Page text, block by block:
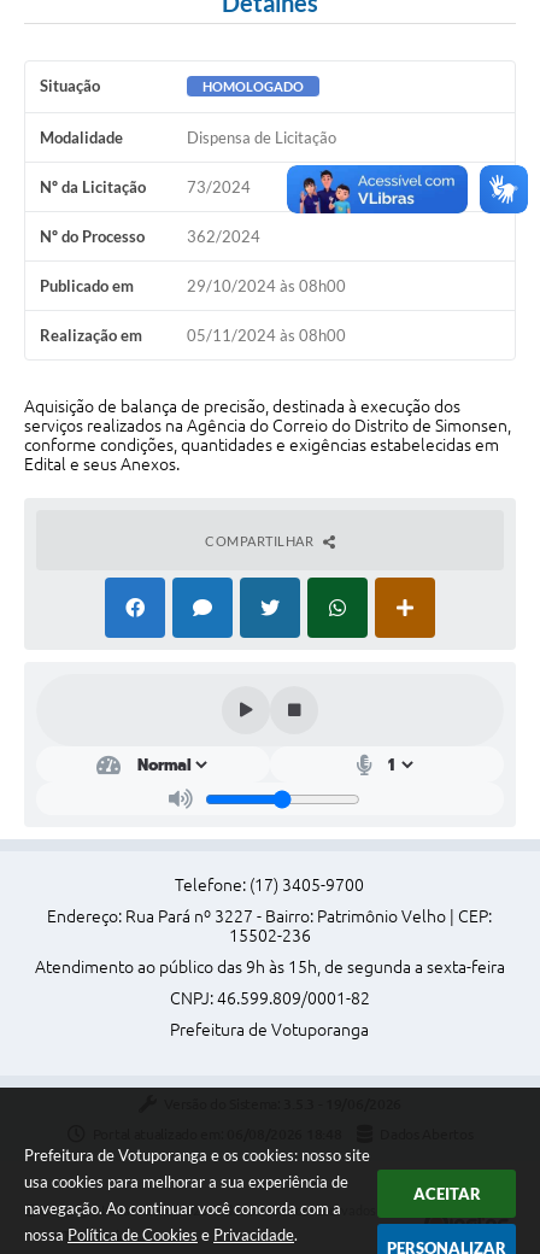
Prefeitura de Votuporanga e os cookies: nosso site
usa cookies para melhorar a sua experiência de
navegação. Ao continuar você concorda com a
nossa Política de Cookies e Privacidade.
ACEITAR
PERSONALIZAR
Arquivos para Download
Contas Públicas
Legislação
Perguntas Frequentes
Transparência
Audiências Públicas
Links
Telefones Úteis
Situação HOMOLOGADO
Modalidade Dispensa de Licitação
Nº da Licitação 73/2024
Nº do Processo 362/2024
Publicado em 29/10/2024 às 08h00
Realização em 05/11/2024 às 08h00
Aquisição de balança de precisão, destinada à execução dos
serviços realizados na Agência do Correio do Distrito de Simonsen,
conforme condições, quantidades e exigências estabelecidas em
Edital e seus Anexos.
COMPARTILHAR
Telefone: (17) 3405-9700
Endereço: Rua Pará nº 3227 - Bairro: Patrimônio Velho | CEP:
15502-236
Atendimento ao público das 9h às 15h, de segunda a sexta-feira
CNPJ: 46.599.809/0001-82
Prefeitura de Votuporanga
Copyright Instar - 2006-2026. Todos os direitos reservados -
Instar Tecnologia